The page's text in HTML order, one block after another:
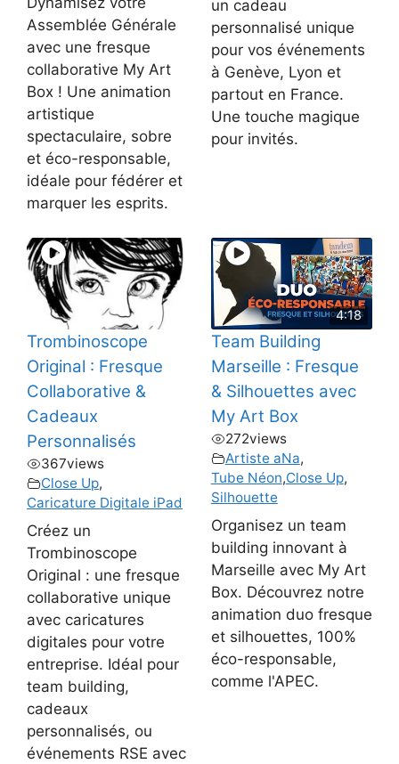
Assemblée Générale
avec une fresque
collaborative My Art
Box ! Une animation
artistique
spectaculaire, sobre
et éco-responsable,
idéale pour fédérer et
marquer les esprits.
un cadeau
personnalisé unique
pour vos événements
à Genève, Lyon et
partout en France.
Une touche magique
pour invités.
Trombinoscope
Original : Fresque
Collaborative &
Cadeaux
Personnalisés
367views
Close Up,
Caricature Digitale iPad
Créez un
Trombinoscope
Original : une fresque
collaborative unique
avec caricatures
digitales pour votre
entreprise. Idéal pour
team building,
cadeaux
personnalisés, ou
événements RSE avec
4:18
Team Building
Marseille : Fresque
& Silhouettes avec
My Art Box
272views
Artiste aNa,
Tube Néon,Close Up,
Silhouette
Organisez un team
building innovant à
Marseille avec My Art
Box. Découvrez notre
animation duo fresque
et silhouettes, 100%
éco-responsable,
comme l'APEC.